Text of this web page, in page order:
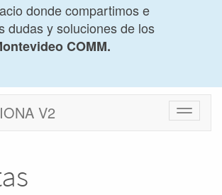
donde compartimos e
dudas y soluciones de los
COMM.
Cambiar
V2